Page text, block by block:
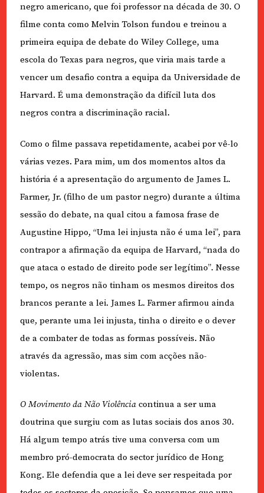
negro americano, que foi professor na década de 30. O
filme conta como Melvin Tolson fundou e treinou a
primeira equipa de debate do Wiley College, uma
escola do Texas para negros, que viria mais tarde a
vencer um desafio contra a equipa da Universidade de
Harvard. É uma demonstração da difícil luta dos
negros contra a discriminação racial.
Como o filme passava repetidamente, acabei por vê-lo
várias vezes. Para mim, um dos momentos altos da
história é a apresentação do argumento de James L.
Farmer, Jr. (filho de um pastor negro) durante a última
sessão do debate, na qual citou a famosa frase de
Augustine Hippo, “Uma lei injusta não é uma lei”, para
contrapor a afirmação da equipa de Harvard, “nada do
que ataca o estado de direito pode ser legítimo”. Nesse
tempo, os negros não tinham os mesmos direitos dos
brancos perante a lei. James L. Farmer afirmou ainda
que, perante uma lei injusta, tinha o direito e o dever
de a combater de todas as formas possíveis. Não
através da agressão, mas sim com acções não-
violentas.
O Movimento da Não Violênciacontinua a ser uma
doutrina que surgiu com as lutas sociais dos anos 30.
Há algum tempo atrás tive uma conversa com um
membro pró-democrata do sector jurídico de Hong
Kong. Ele defendia que a lei deve ser respeitada por